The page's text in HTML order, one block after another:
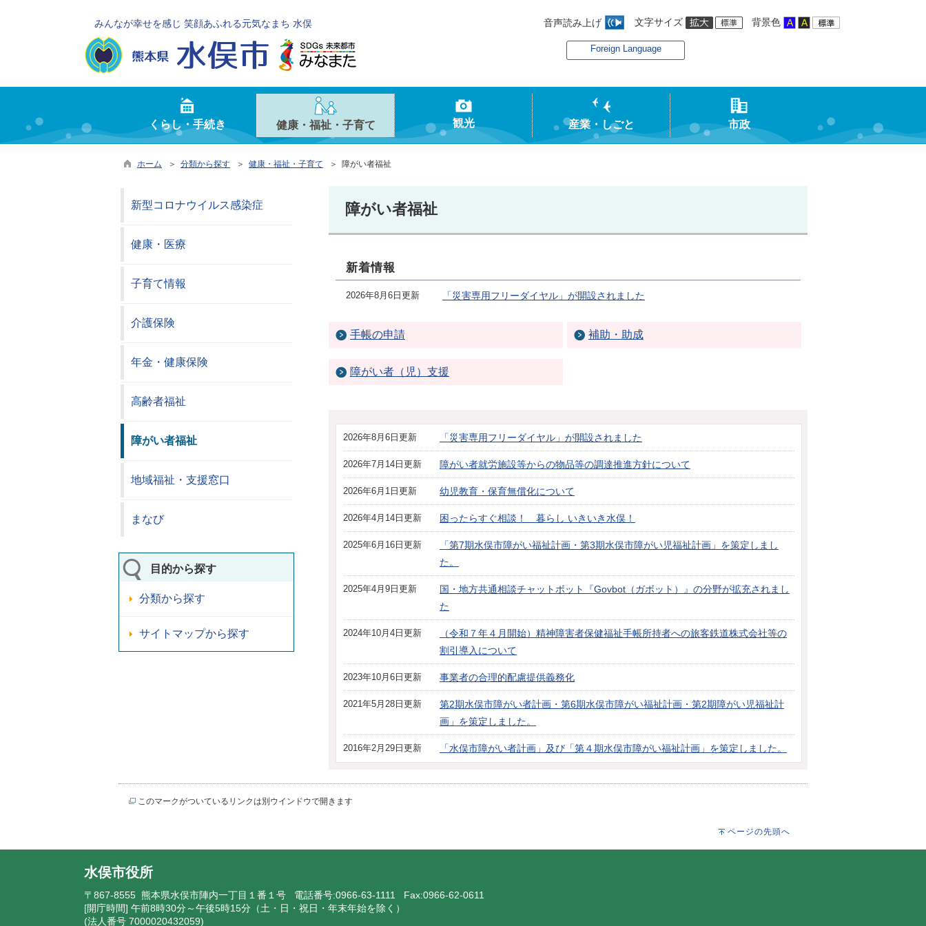
みんなが幸せを感じ 笑顔あふれる元気なまち 水俣 音声読み上げ 文字サイズ 背景色
Foreign Language
くらし・手続き 健康・福祉・子育て 観光 産業・しごと 市政
ホーム ＞ 分類から探す ＞ 健康・福祉・子育て ＞ 障がい者福祉
障がい者福祉
新着情報
2026年8月6日更新 「災害専用フリーダイヤル」が開設されました
手帳の申請 補助・助成
障がい者（児）支援
2026年8月6日更新 「災害専用フリーダイヤル」が開設されました
2026年7月14日更新 障がい者就労施設等からの物品等の調達推進方針について
2026年6月1日更新 幼児教育・保育無償化について
2026年4月14日更新 困ったらすぐ相談！ 暮らし いきいき水俣！
2025年6月16日更新
「第7期水俣市障がい福祉計画・第3期水俣市障がい児福祉計画」を策定しまし
た。
2025年4月9日更新
国・地方共通相談チャットボット『Govbot（ガボット）』の分野が拡充されまし
た
2024年10月4日更新
（令和７年４月開始）精神障害者保健福祉手帳所持者への旅客鉄道株式会社等の
割引導入について
2023年10月6日更新 事業者の合理的配慮提供義務化
2021年5月28日更新
第2期水俣市障がい者計画・第6期水俣市障がい福祉計画・第2期障がい児福祉計
画」を策定しました。
2016年2月29日更新 「水俣市障がい者計画」及び「第４期水俣市障がい福祉計画」を策定しました。
新型コロナウイルス感染症
健康・医療
子育て情報
介護保険
年金・健康保険
高齢者福祉
障がい者福祉
地域福祉・支援窓口
まなび
目的から探す
分類から探す
サイトマップから探す
このマークがついているリンクは別ウインドウで開きます
ページの先頭へ
水俣市役所
〒867-8555 熊本県水俣市陣内一丁目１番１号 電話番号:0966-63-1111
Fax:0966-62-0611
[開庁時間] 午前8時30分～午後5時15分（土・日・祝日・年末年始を除く）
(法人番号 7000020432059)